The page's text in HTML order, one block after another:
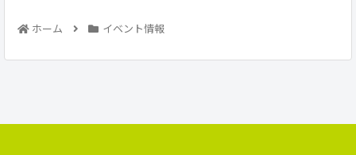
ホーム イベント情報